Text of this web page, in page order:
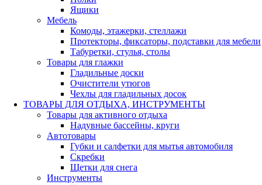
Ящики
Мебель
Комоды, этажерки, стеллажи
Протекторы, фиксаторы, подставки для мебели
Табуретки, стулья, столы
Товары для глажки
Гладильные доски
Очистители утюгов
Чехлы для гладильных досок
ТОВАРЫ ДЛЯ ОТДЫХА, ИНСТРУМЕНТЫ
Товары для активного отдыха
Надувные бассейны, круги
Автотовары
Губки и салфетки для мытья автомобиля
Скребки
Щетки для снега
Инструменты